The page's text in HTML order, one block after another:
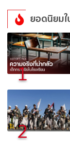
ยอดนิยม
1
2